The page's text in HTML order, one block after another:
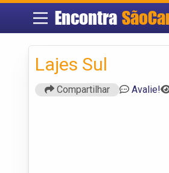
Encontra
Lajes Sul
Compartilhar Avalie!